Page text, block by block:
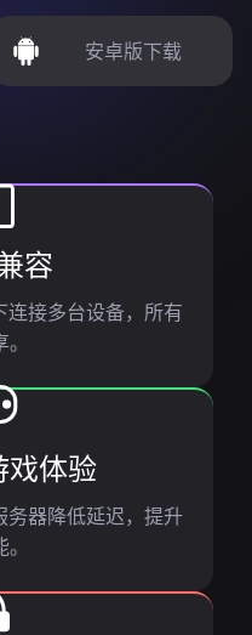
安卓版下载
容
接多台设备，所有
戏体验
器降低延迟，提升